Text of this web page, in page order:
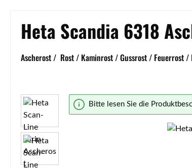
Heta Scandia 6318
Ascherost / Rost / Kaminrost / Gussrost / Feuerrost
Bildergalerie überspringen
Bitte lesen Sie die